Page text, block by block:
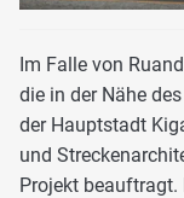
Im Falle von
die in der Nähe
der Hauptstadt
und
Projekt beauftragt.